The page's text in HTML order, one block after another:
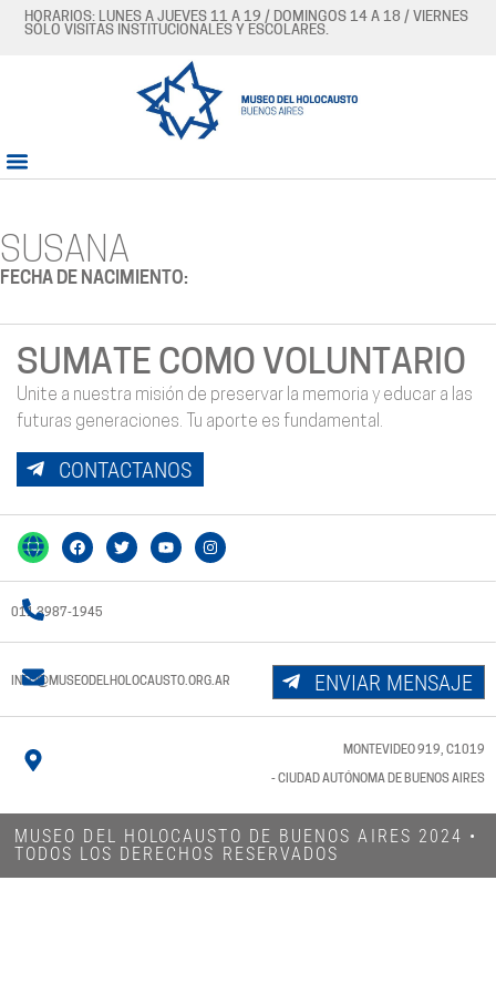
HORARIOS: LUNES A JUEVES 11 A 19 / DOMINGOS 14 A 18 / VIERNES
SÓLO VISITAS INSTITUCIONALES Y ESCOLARES.
SUSANA
FECHA DE NACIMIENTO:
SUMATE COMO VOLUNTARIO
Unite a nuestra misión de preservar la memoria y educar a las
futuras generaciones. Tu aporte es fundamental.
CONTACTANOS
011 3987-1945
INFO@MUSEODELHOLOCAUSTO.ORG.AR ENVIAR MENSAJE
MONTEVIDEO 919, C1019
- CIUDAD AUTÓNOMA DE BUENOS AIRES
MUSEO DEL HOLOCAUSTO DE BUENOS AIRES 2024​ •
TODOS LOS DERECHOS RESERVADOS